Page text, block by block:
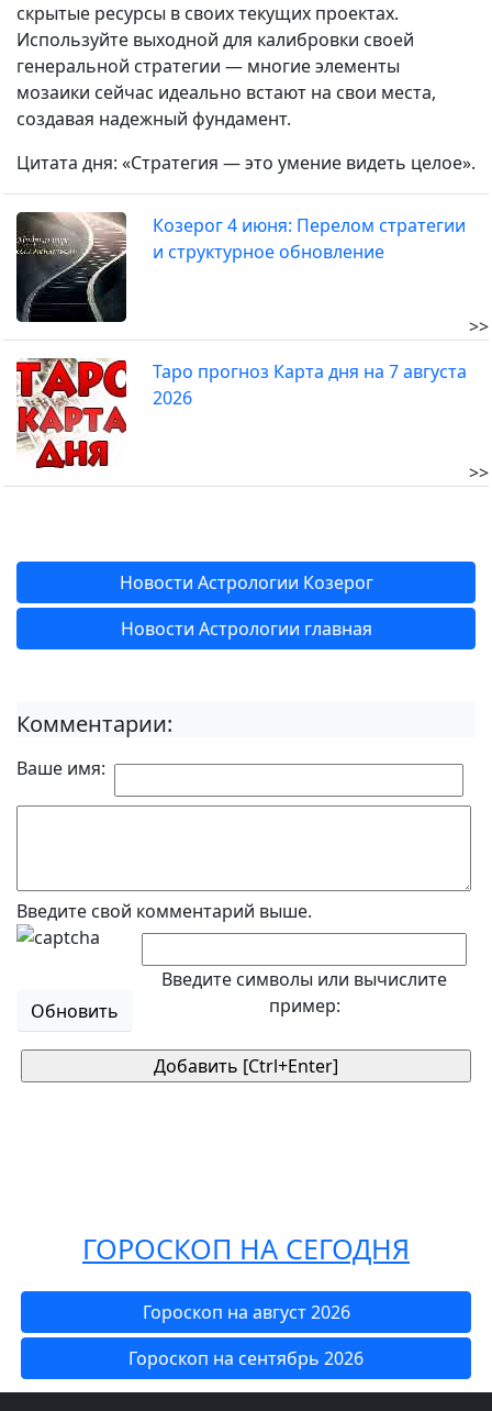
скрытые ресурсы в своих текущих проектах.
Используйте выходной для калибровки своей
генеральной стратегии — многие элементы
мозаики сейчас идеально встают на свои места,
создавая надежный фундамент.
Цитата дня: «Стратегия — это умение видеть целое».
Козерог 4 июня: Перелом стратегии
и структурное обновление
>>
Таро прогноз Карта дня на 7 августа
2026
>>
Новости Астрологии Козерог
Новости Астрологии главная
Комментарии:
Ваше имя:
Введите свой комментарий выше.
Обновить
Введите символы или вычислите
пример:
ГОРОСКОП НА СЕГОДНЯ
Гороскоп на август 2026
Гороскоп на сентябрь 2026